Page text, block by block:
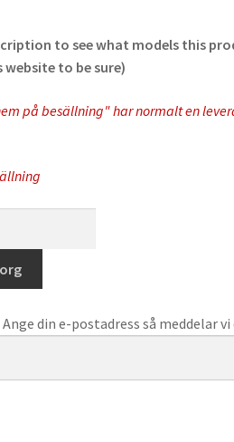
to see what models this
website to be sure)
på besällning" har normalt en
Ange din e-postadress så meddelar